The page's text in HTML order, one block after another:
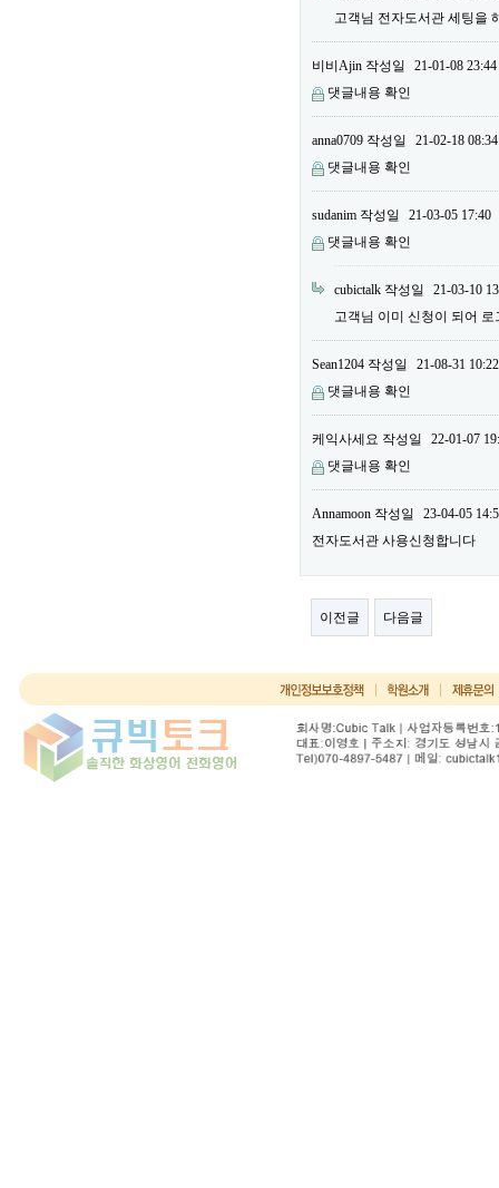
고객님 전자도서관 세팅을
비비Ajin 작성일
21-01-08 23:44
댓글내용 확인
anna0709 작성일
21-02-18 08:34
댓글내용 확인
sudanim 작성일
21-03-05 17:40
댓글내용 확인
cubictalk 작성일
21-03-10
고객님 이미 신청이 되어
Sean1204 작성일
21-08-31 10:22
댓글내용 확인
케익사세요 작성일
22-01-07
댓글내용 확인
Annamoon 작성일
23-04-05
전자도서관 사용신청합니다
이전글 다음글